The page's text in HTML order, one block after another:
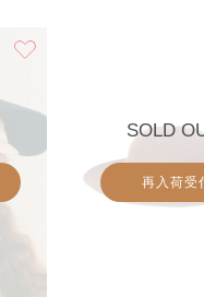
SOLD
再入荷受